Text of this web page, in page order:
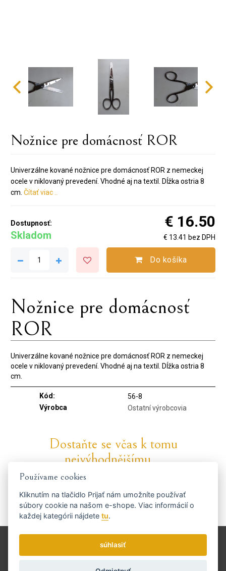
Nožnice pre domácnosť ROR
Univerzálne kované nožnice pre domácnosť ROR z nemeckej
ocele v niklovaný prevedení. Vhodné aj na textil. Dĺžka ostria 8
cm. Čítať viac ..
Dostupnosť:
Skladom
€ 16.50
€ 13.41 bez DPH
Do košíka
Nožnice pre domácnosť
ROR
Univerzálne kované nožnice pre domácnosť ROR z nemeckej
ocele v niklovaný prevedení. Vhodné aj na textil. Dĺžka ostria 8
cm.
Kód:
56-8
Výrobca
Ostatní výrobcovia
Dostaňte se včas k tomu
nejvýhodnějšímu...
Zasielame novinky a zľavy raz týždenne.
Doprava a platba
Brúsenie
Používame cookies
Kliknutím na tlačidlo Prijať nám umožníte používať
súbory cookie na našom e-shope. Viac informácií o
každej kategórii nájdetetu.
súhlasiť